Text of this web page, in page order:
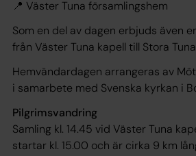
📍 Väster Tuna församlingshem
Som en del av dagen erbjuds även
från Väster Tuna kapell till Stora
Hemvändardagen arrangeras av
i samarbete med Svenska kyrkan i
Pilgrimsvandring
Samling kl. 14.45 vid Väster Tuna
startar kl. 15.00 och är cirka 9 km